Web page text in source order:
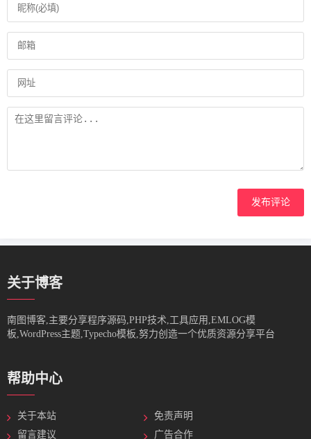
发布评论
关于博客
南图博客,主要分享程序源码,PHP技术,工具应用,EMLOG模
板,WordPress主题,Typecho模板,努力创造一个优质资源分享平台
帮助中心
关于本站
免责声明
留言建议
广告合作